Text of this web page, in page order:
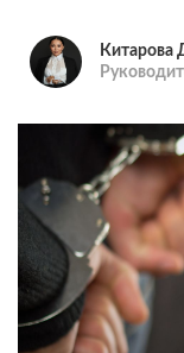
Китарова